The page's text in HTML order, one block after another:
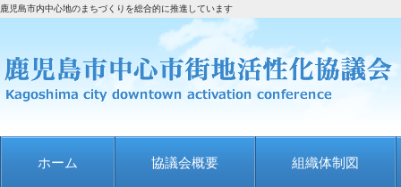
鹿児島市内中心地のまちづくりを総合的に推進しています
ホーム 協議会概要 組織体制図